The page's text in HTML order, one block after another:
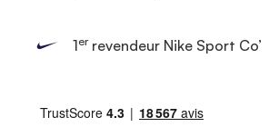
1errevendeur Nike Sport Co’